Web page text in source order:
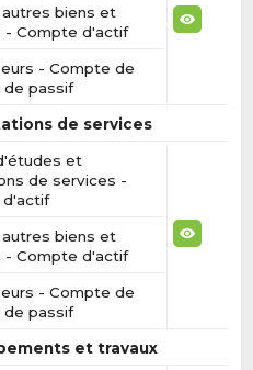
autres biens et
- Compte d'actif
- Compte de
de passif
de services
et
de services -
d'actif
autres biens et
- Compte d'actif
- Compte de
de passif
et travaux